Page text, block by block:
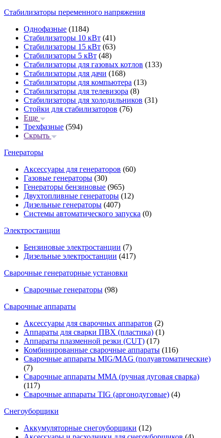
Стабилизаторы переменного напряжения
Однофазные (1184)
Стабилизаторы 10 кВт (41)
Стабилизаторы 15 кВт (63)
Стабилизаторы 5 кВт (48)
Стабилизаторы для газовых котлов (133)
Стабилизаторы для дачи (168)
Стабилизаторы для компьютера (13)
Стабилизаторы для телевизора (8)
Стабилизаторы для холодильников (31)
Стойки для стабилизаторов (76)
Еще
Трехфазные (594)
Скрыть
Генераторы
Аксессуары для генераторов (60)
Газовые генераторы (30)
Генераторы бензиновые (965)
Двухтопливные генераторы (12)
Дизельные генераторы (407)
Системы автоматического запуска (0)
Электростанции
Бензиновые электростанции (7)
Дизельные электростанции (417)
Сварочные генераторные установки
Сварочные генераторы (98)
Сварочные аппараты
Аксессуары для сварочных аппаратов (2)
Аппараты для сварки ПВХ (пластика) (1)
Аппараты плазменной резки (CUT) (17)
Комбинированные сварочные аппараты (116)
Сварочные аппараты MIG/MAG (полуавтоматические)
(7)
Сварочные аппараты MMA (ручная дуговая сварка)
(117)
Сварочные аппараты TIG (аргонодуговые) (4)
Снегоуборщики
Аккумуляторные снегоуборщики (12)